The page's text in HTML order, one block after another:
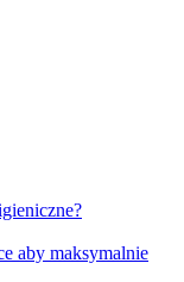
aby maksymalnie